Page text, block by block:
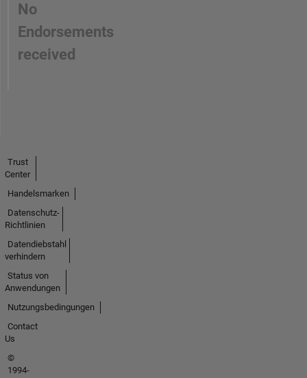
No
Endorsements
received
Trust
Center
Handelsmarken
Datenschutz-
Richtlinien
Datendiebstahl
verhindern
Status von
Anwendungen
Nutzungsbedingungen
Contact
Us
©
1994-